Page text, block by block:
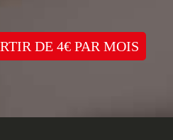
DE 4€ PAR MOIS